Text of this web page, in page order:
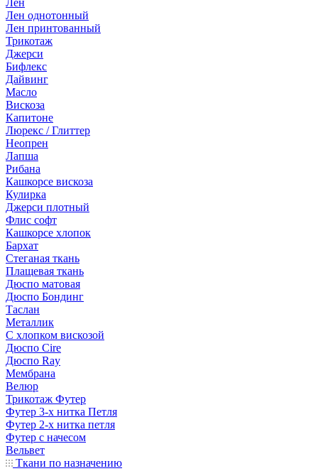
Лен
Лен однотонный
Лен принтованный
Трикотаж
Джерси
Бифлекс
Дайвинг
Масло
Вискоза
Капитоне
Люрекс / Глиттер
Неопрен
Лапша
Рибана
Кашкорсе вискоза
Кулирка
Джерси плотный
Флис софт
Кашкорсе хлопок
Бархат
Стеганая ткань
Плащевая ткань
Дюспо матовая
Дюспо Бондинг
Таслан
Металлик
С хлопком вискозой
Дюспо Cire
Дюспо Ray
Мембрана
Велюр
Трикотаж Футер
Футер 3-х нитка Петля
Футер 2-х нитка петля
Футер с начесом
Вельвет
Ткани по назначению